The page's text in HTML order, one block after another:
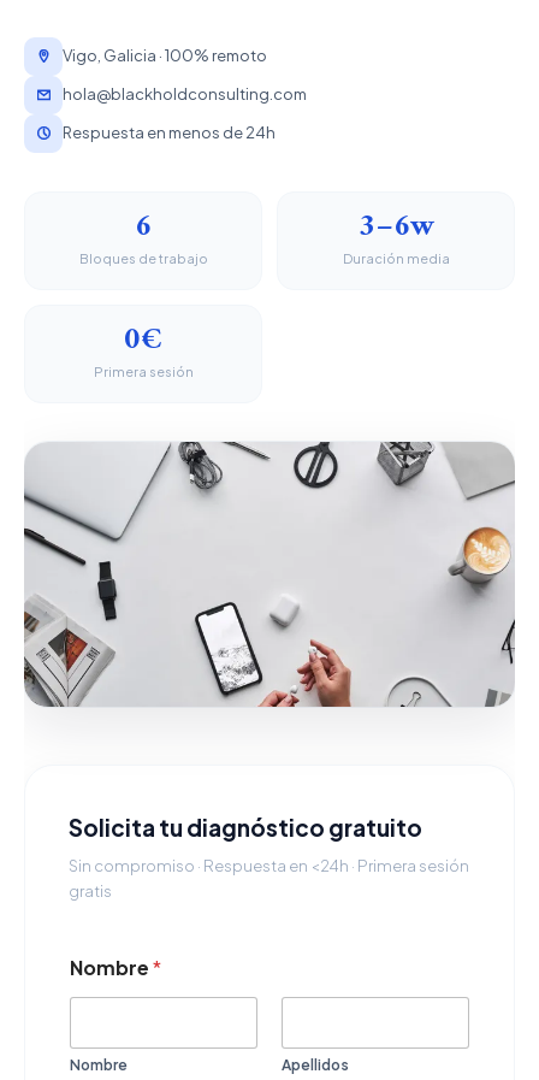
Vigo, Galicia · 100% remoto
hola@blackholdconsulting.com
Respuesta en menos de 24h
6
Bloques de trabajo
3–6w
Duración media
0€
Primera sesión
Solicita tu diagnóstico gratuito
Sin compromiso · Respuesta en <24h · Primera sesión
gratis
Nombre*
Nombre Apellidos